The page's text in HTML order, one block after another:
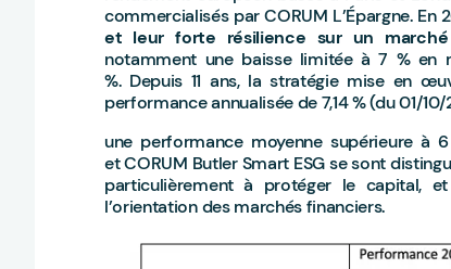
commercialisés par CORUM L’Épargne.
et leur forte résilience sur un marché
notamment une baisse limitée à 7 %
%. Depuis 11 ans, la stratégie mise en
performance annualisée de 7,14 % (du 01/
une performance moyenne supérieure à
et CORUM Butler Smart ESG se sont
particulièrement à protéger le capital,
l’orientation des marchés financiers.